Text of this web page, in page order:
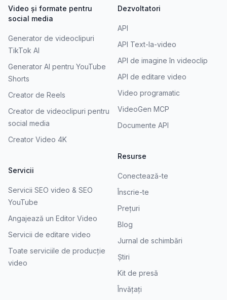
Video și formate pentru
social media
Generator de videoclipuri
TikTok AI
Generator AI pentru YouTube
Shorts
Creator de Reels
Creator de videoclipuri pentru
social media
Creator Video 4K
Servicii
Servicii SEO video & SEO
YouTube
Angajează un Editor Video
Servicii de editare video
Toate serviciile de producție
video
Dezvoltatori
API
API Text-la-video
API de imagine în videoclip
API de editare video
Video programatic
VideoGen MCP
Documente API
Resurse
Conectează-te
Înscrie-te
Prețuri
Blog
Jurnal de schimbări
Știri
Kit de presă
Învățați